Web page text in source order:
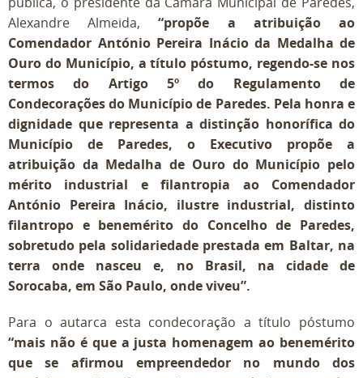
Alexandre Almeida,“propõe a atribuição ao
Comendador António Pereira Inácio da Medalha de
Ouro do Município, a título póstumo, regendo-se nos
termos do Artigo 5º do Regulamento de
Condecorações do Município de Paredes. Pela honra e
dignidade que representa a distinção honorífica do
Município de Paredes, o Executivo propõe a
atribuição da Medalha de Ouro do Município pelo
mérito industrial e filantropia ao Comendador
António Pereira Inácio, ilustre industrial, distinto
filantropo e benemérito do Concelho de Paredes,
sobretudo pela solidariedade prestada em Baltar, na
terra onde nasceu e, no Brasil, na cidade de
Sorocaba, em São Paulo, onde viveu”.
Para o autarca esta condecoração a título póstumo
“mais não é que a justa homenagem ao benemérito
que se afirmou empreendedor no mundo dos